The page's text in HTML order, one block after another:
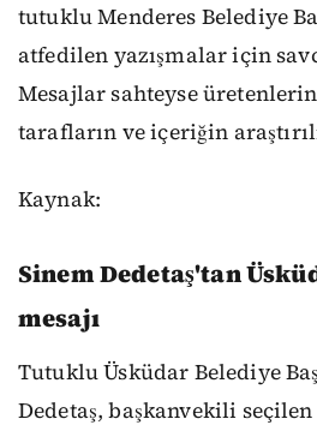
tutuklu Menderes Belediye
atfedilen yazışmalar için
Mesajlar sahteyse
tarafların ve içeriğin
Kaynak:
Sinem Dedetaş'tan
mesajı
Tutuklu Üsküdar Belediye
Dedetaş, başkanvekili